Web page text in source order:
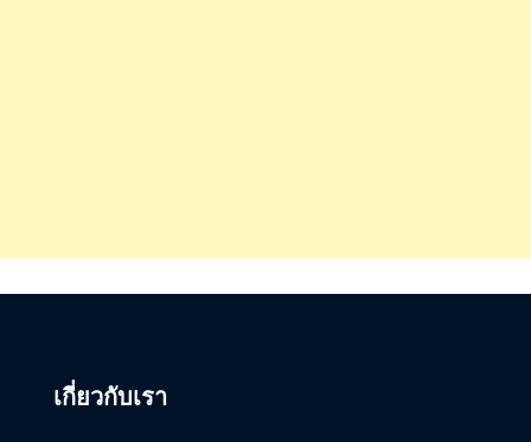
เกี่ยวกับเรา